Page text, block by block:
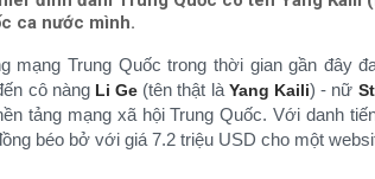
ca nước mình.
mạng Trung Quốc trong thời gian gần đây
cô nàng Li Ge (tên thật là Yang Kaili) - nữ
tảng mạng xã hội Trung Quốc. Với danh
béo bở với giá 7.2 triệu USD cho một